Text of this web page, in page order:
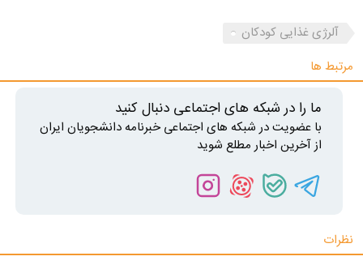
آلرژی غذایی کودکان
مرتبط ها
ما را در شبکه های اجتماعی دنبال کنید
با عضویت در شبکه های اجتماعی خبرنامه دانشجویان ایران
از آخرین اخبار مطلع شوید
نظرات